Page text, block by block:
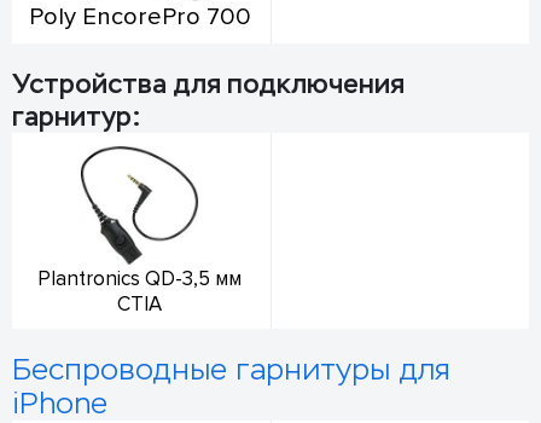
Poly EncorePro 700
Устройства для подключения
гарнитур:
Plantronics QD-3,5 мм
CTIA
Беспроводные гарнитуры для
iPhone